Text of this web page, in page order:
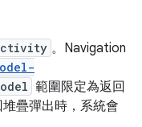
。Navigation
範圍限定為返回
疊彈出時，系統會